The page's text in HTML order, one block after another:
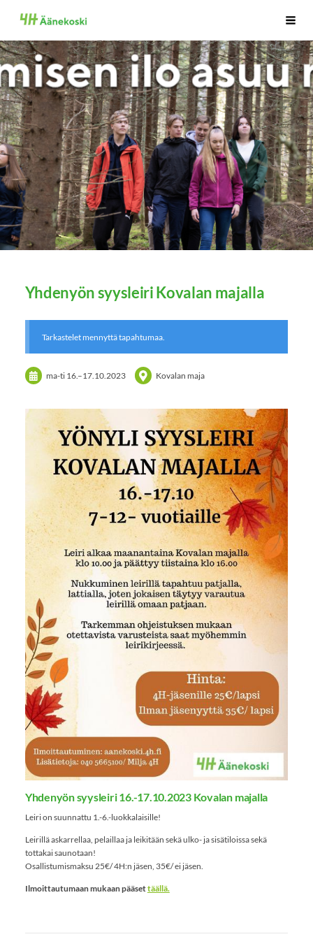
Siirry
sivun
sisältöön
Äänekosken 4H-Yhdistys
Yhdenyön syysleiri Kovalan majalla
Tarkastelet mennyttä tapahtumaa.
ma-ti 16.–17.10.2023 Kovalan maja
Yhdenyön syysleiri 16.-17.10.2023 Kovalan majalla
Leiri on suunnattu 1.-6.-luokkalaisille!
Leirillä askarrellaa, pelaillaa ja leikitään sekä ulko- ja sisätiloissa sekä
tottakai saunotaan!
Osallistumismaksu 25€/ 4H:n jäsen, 35€/ ei jäsen.
Ilmoittautumaan mukaan pääsettäällä.